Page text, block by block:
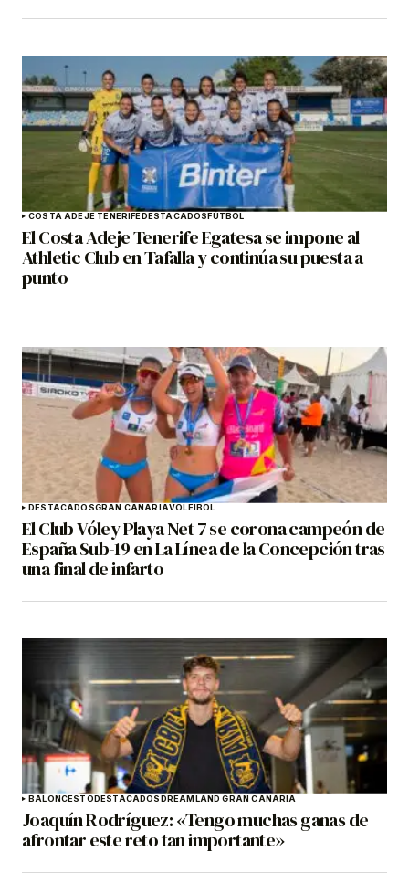
COSTA ADEJE TENERIFEDESTACADOSFÚTBOL
El Costa Adeje Tenerife Egatesa se impone al
Athletic Club en Tafalla y continúa su puesta a
punto
DESTACADOSGRAN CANARIAVOLEIBOL
El Club Vóley Playa Net 7 se corona campeón de
España Sub-19 en La Línea de la Concepción tras
una final de infarto
BALONCESTODESTACADOSDREAMLAND GRAN CANARIA
Joaquín Rodríguez: «Tengo muchas ganas de
afrontar este reto tan importante»